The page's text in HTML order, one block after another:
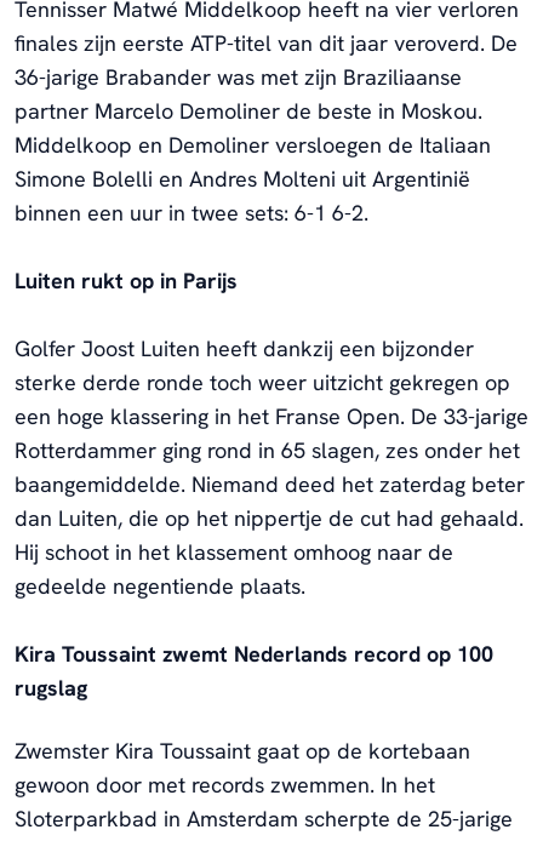
Tennisser Matwé Middelkoop heeft na vier verloren
finales zijn eerste ATP-titel van dit jaar veroverd. De
36-jarige Brabander was met zijn Braziliaanse
partner Marcelo Demoliner de beste in Moskou.
Middelkoop en Demoliner versloegen de Italiaan
Simone Bolelli en Andres Molteni uit Argentinië
binnen een uur in twee sets: 6-1 6-2.
Luiten rukt op in Parijs
Golfer Joost Luiten heeft dankzij een bijzonder
sterke derde ronde toch weer uitzicht gekregen op
een hoge klassering in het Franse Open. De 33-jarige
Rotterdammer ging rond in 65 slagen, zes onder het
baangemiddelde. Niemand deed het zaterdag beter
dan Luiten, die op het nippertje de cut had gehaald.
Hij schoot in het klassement omhoog naar de
gedeelde negentiende plaats.
Kira Toussaint zwemt Nederlands record op 100
rugslag
Zwemster Kira Toussaint gaat op de kortebaan
gewoon door met records zwemmen. In het
Sloterparkbad in Amsterdam scherpte de 25-jarige